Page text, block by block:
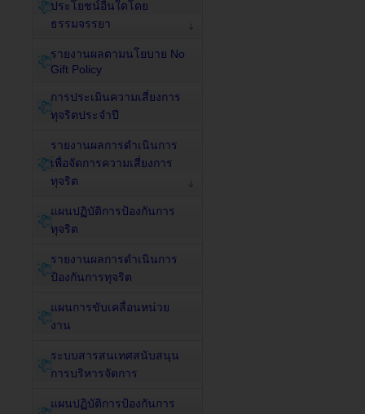
ประโยชน์อื่นใดโดย
ธรรมจรรยา
รายงานผลตามนโยบาย No
Gift Policy
การประเมินความเสี่ยงการ
ทุจริตประจำปี
รายงานผลการดำเนินการ
เพื่อจัดการความเสี่ยงการ
ทุจริต
แผนปฏิบัติการป้องกันการ
ทุจริต
รายงานผลการดำเนินการ
ป้องกันการทุจริต
แผนการขับเคลื่อนหน่วย
งาน
ระบบสารสนเทศสนับสนุน
การบริหารจัดการ
แผนปฏิบัติการป้องกันการ